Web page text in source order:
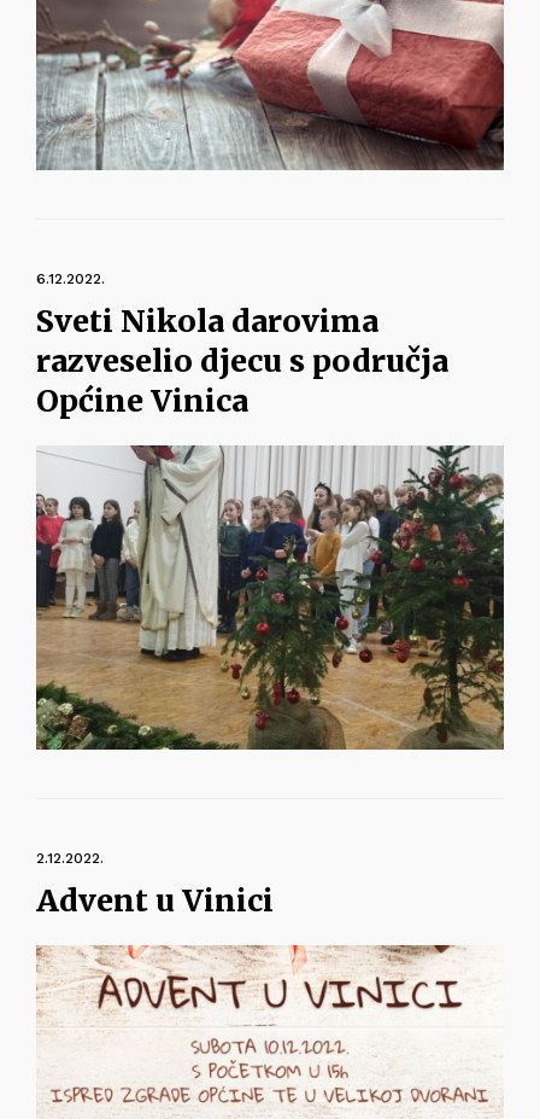
6.12.2022.
Sveti Nikola darovima
razveselio djecu s područja
Općine Vinica
2.12.2022.
Advent u Vinici